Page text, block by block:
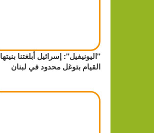
"اليونيفيل": إسرائيل أبلغتنا بنيتها
القيام بتوغل محدود في لبنان